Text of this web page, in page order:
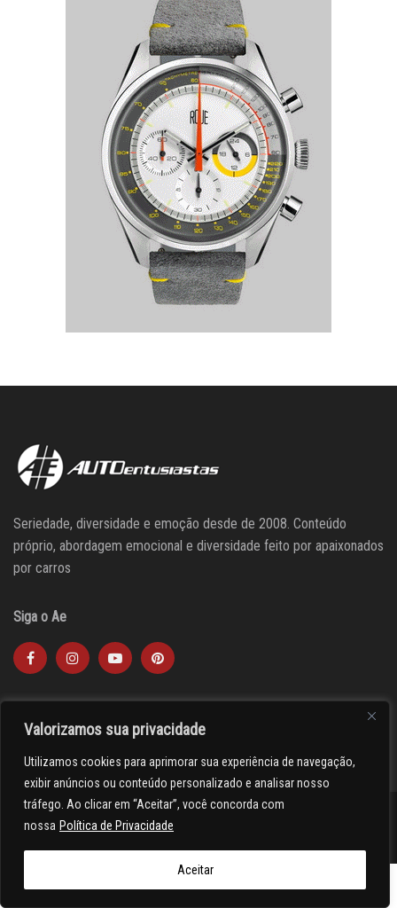
Valorizamos sua privacidade
Utilizamos cookies para aprimorar sua experiência de navegação,
exibir anúncios ou conteúdo personalizado e analisar nosso
tráfego. Ao clicar em “Aceitar”, você concorda com
nossa Política de Privacidade
Aceitar
Seriedade, diversidade e emoção desde de 2008. Conteúdo
próprio, abordagem emocional e diversidade feito por apaixonados
por carros
Siga o Ae
><(((º> 17